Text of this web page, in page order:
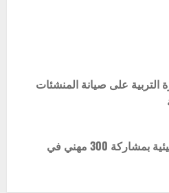
التربية على صيانة المنشئات
عين دراهم : أيام الفلاحة البيئية بمشاركة 300 مهني في